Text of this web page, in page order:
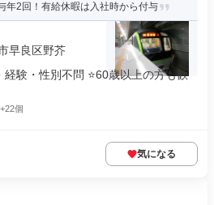
年2回！有給休暇は入社時から付与
早良区野芥
経験・性別不問 ⭐60歳以上の方も歓
+22個
気になる